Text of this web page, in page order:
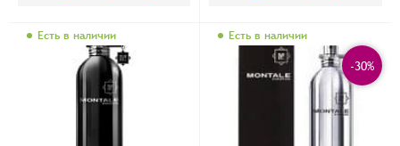
Есть в наличии Есть в наличии
-30%